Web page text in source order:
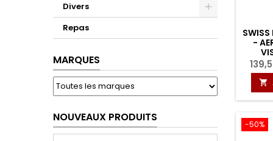
Divers
Repas
MARQUES
NOUVEAUX PRODUITS
-

-50%